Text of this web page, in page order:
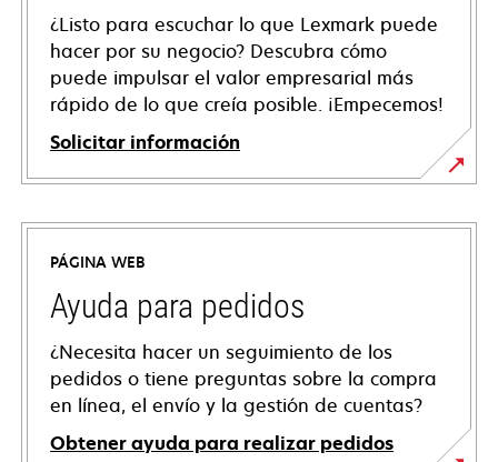
¿Listo para escuchar lo que Lexmark puede
hacer por su negocio? Descubra cómo
puede impulsar el valor empresarial más
rápido de lo que creía posible. ¡Empecemos!
Solicitar información
PÁGINA WEB
Ayuda para pedidos
¿Necesita hacer un seguimiento de los
pedidos o tiene preguntas sobre la compra
en línea, el envío y la gestión de cuentas?
Obtener ayuda para realizar pedidos